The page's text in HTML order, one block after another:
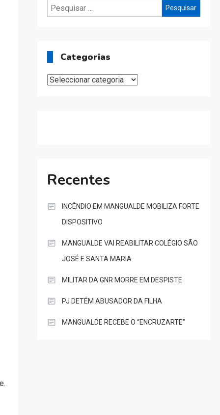
Pesquisar
por:
Categorias
Categorias
Recentes
INCÊNDIO EM MANGUALDE MOBILIZA FORTE
DISPOSITIVO
MANGUALDE VAI REABILITAR COLÉGIO SÃO
JOSÉ E SANTA MARIA
MILITAR DA GNR MORRE EM DESPISTE
PJ DETÉM ABUSADOR DA FILHA
MANGUALDE RECEBE O “ENCRUZARTE”